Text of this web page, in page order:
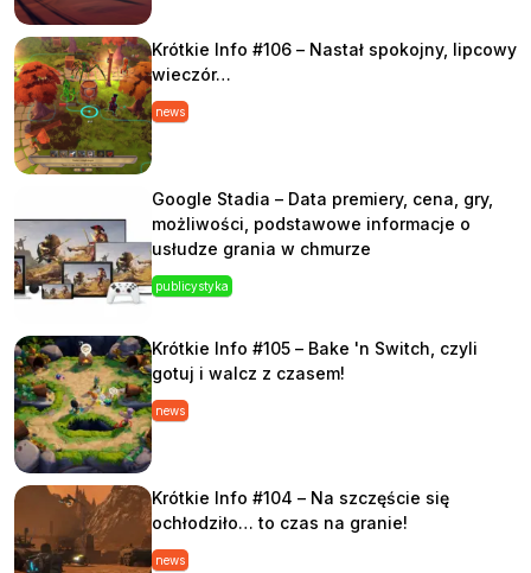
Krótkie Info #106 – Nastał spokojny, lipcowy
wieczór…
news
Google Stadia – Data premiery, cena, gry,
możliwości, podstawowe informacje o
usłudze grania w chmurze
publicystyka
Krótkie Info #105 – Bake 'n Switch, czyli
gotuj i walcz z czasem!
news
Krótkie Info #104 – Na szczęście się
ochłodziło… to czas na granie!
news